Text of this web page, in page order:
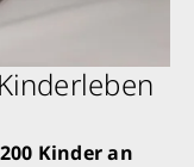
Kinder an